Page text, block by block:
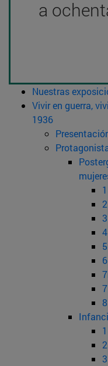
a
Nuestras
Vivir en guerra,
1936
1
2
3
4
5
6
7
8
1
2
3